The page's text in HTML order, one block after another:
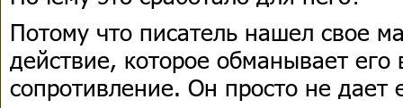
Потому что писатель нашел свое
действие, которое обманывает его
сопротивление. Он просто не дает